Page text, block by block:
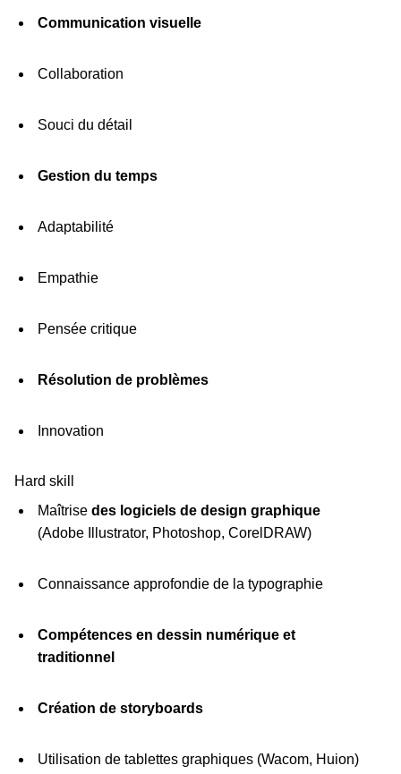
Communication visuelle
Collaboration
Souci du détail
Gestion du temps
Adaptabilité
Empathie
Pensée critique
Résolution de problèmes
Innovation
Hard skill
Maîtrise des logiciels de design graphique
(Adobe Illustrator, Photoshop, CorelDRAW)
Connaissance approfondie de la typographie
Compétences en dessin numérique et
traditionnel
Création de storyboards
Utilisation de tablettes graphiques (Wacom, Huion)